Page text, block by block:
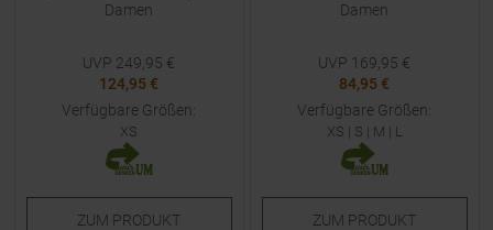
Damen
UVP 249,95 €
124,95 €
Verfügbare Größen:
XS
ZUM PRODUKT
Damen
UVP 169,95 €
84,95 €
Verfügbare Größen:
XS | S | M | L
ZUM PRODUKT